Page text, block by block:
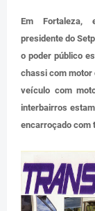
Em Fortaleza,
presidente do
o poder público
chassi com motor
veículo com
interbairros
encarroçado com